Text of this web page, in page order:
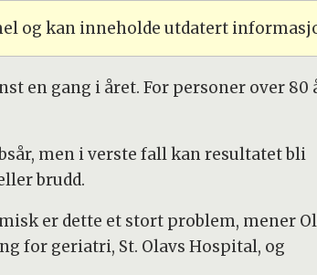
og kan inneholde utdatert
en gang i året. For personer over 80
men i verste fall kan resultatet bli
brudd.
er dette et stort problem, mener
for geriatri, St. Olavs Hospital, og